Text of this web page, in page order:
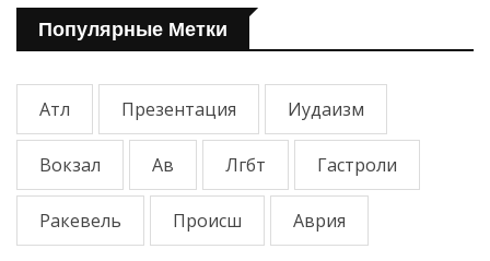
Популярные Метки
Атл Презентация Иудаизм
Вокзал Ав Лгбт Гастроли
Ракевель Происш Аврия